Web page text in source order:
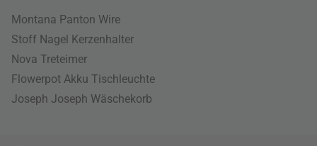
Montana Panton Wire
Stoff Nagel Kerzenhalter
Nova Treteimer
Flowerpot Akku Tischleuchte
Joseph Joseph Wäschekorb